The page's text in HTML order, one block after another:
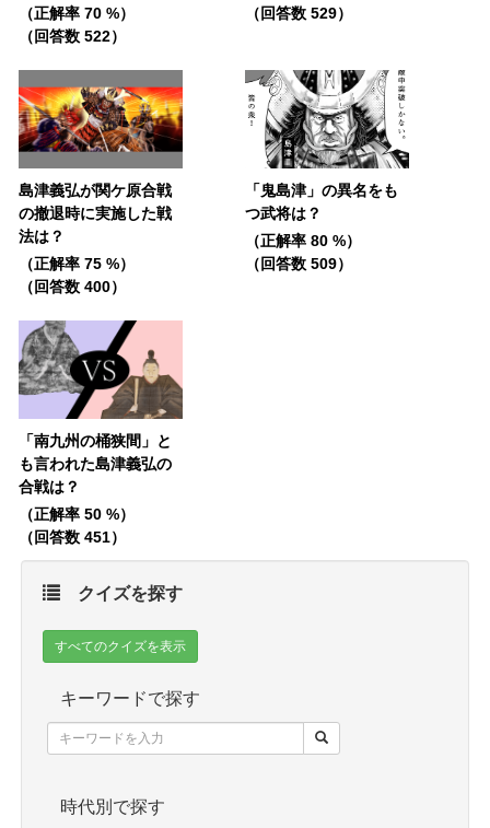
（正解率 70 %）
（回答数 522）
（回答数 529）
島津義弘が関ケ原合戦
の撤退時に実施した戦
法は？
（正解率 75 %）
（回答数 400）
「鬼島津」の異名をも
つ武将は？
（正解率 80 %）
（回答数 509）
「南九州の桶狭間」と
も言われた島津義弘の
合戦は？
（正解率 50 %）
（回答数 451）
クイズを探す
すべてのクイズを表示
キーワードで探す
時代別で探す